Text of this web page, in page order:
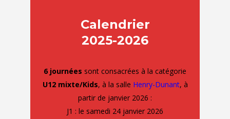
Calendrier
2025-2026
6 journées sont consacrées à la catégorie
U12 mixte/Kids, à la salle Henry-Dunant, à
partir de janvier 2026 :
J1 : le samedi 24 janvier 2026